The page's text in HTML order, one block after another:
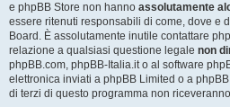
e phpBB Store non hanno assolutamente
essere ritenuti responsabili di come, dove e
Board. È assolutamente inutile contattare
relazione a qualsiasi questione legale non
phpBB.com, phpBB-Italia.it o al software
elettronica inviati a phpBB Limited o a
di terzi di questo programma non